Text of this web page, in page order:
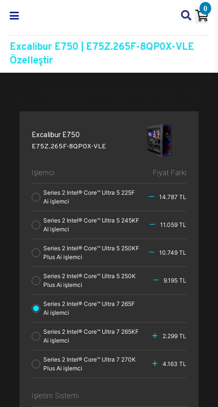
0
Excalibur E750 | E75Z.265F-8QP0X-VLE
Özelleştir
Excalibur E750
E75Z.265F-8QP0X-VLE
İşlemci Fiyat Farkı
Series 2 Intel® Core™ Ultra 5 225F
Ai işlemci
14.787 TL
Series 2 Intel® Core™ Ultra 5 245KF
AI işlemci
11.059 TL
Series 2 Intel® Core™ Ultra 5 250KF
Plus Ai işlemci
10.749 TL
Series 2 Intel® Core™ Ultra 5 250K
Plus Ai işlemci
9.195 TL
Series 2 Intel® Core™ Ultra 7 265F
Ai işlemci
Series 2 Intel® Core™ Ultra 7 265KF
Ai işlemci
2.299 TL
Series 2 Intel® Core™ Ultra 7 270K
Plus Ai işlemci
4.163 TL
İşletim Sistemi